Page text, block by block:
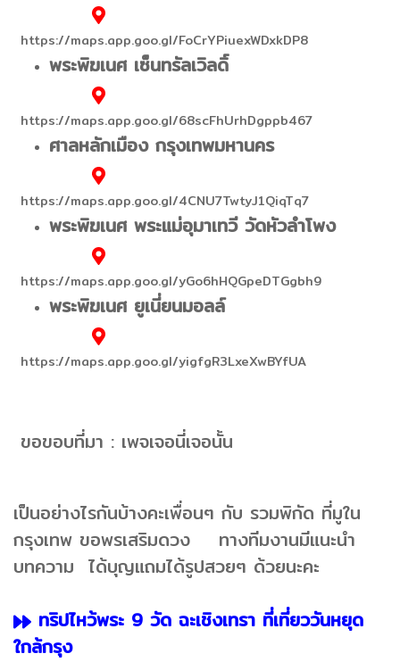
https://maps.app.goo.gl/FoCrYPiuexWDxkDP8
พระพิฆเนศ เซ็นทรัลเวิลดิ์
https://maps.app.goo.gl/68scFhUrhDgppb467
ศาลหลักเมือง กรุงเทพมหานคร
https://maps.app.goo.gl/4CNU7TwtyJ1QiqTq7
พระพิฆเนศ พระแม่อุมาเทวี วัดหัวลำโพง
https://maps.app.goo.gl/yGo6hHQGpeDTGgbh9
พระพิฆเนศ ยูเนี่ยนมอลล์
https://maps.app.goo.gl/yigfgR3LxeXwBYfUA
ขอขอบที่มา : เพจเจอนี่เจอนั้น
เป็นอย่างไรกันบ้างคะเพื่อนๆ กับ รวมพิกัด ที่มูใน
กรุงเทพ ขอพรเสริมดวง ทางทีมงานมีแนะนำ
บทความ ได้บุญแถมได้รูปสวยๆ ด้วยนะคะ
ทริปไหว้พระ 9 วัด ฉะเชิงเทรา ที่เที่ยววันหยุด
ใกล้กรุง